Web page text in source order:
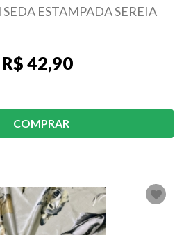
ESTAMPADA SEREIA
R$ 42,90
COMPRAR